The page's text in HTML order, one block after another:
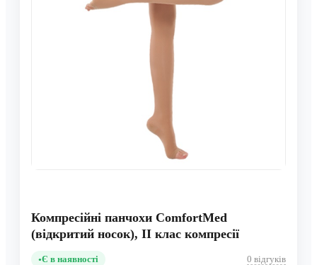
Компресійні панчохи ComfortMed
(відкритий носок), II клас компресії
Є в наявності 0 відгуків